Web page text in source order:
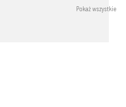
Pokaż wszystkie